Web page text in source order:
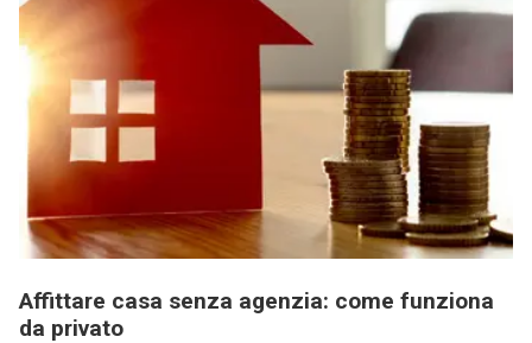
Affittare casa senza agenzia: come funziona
da privato